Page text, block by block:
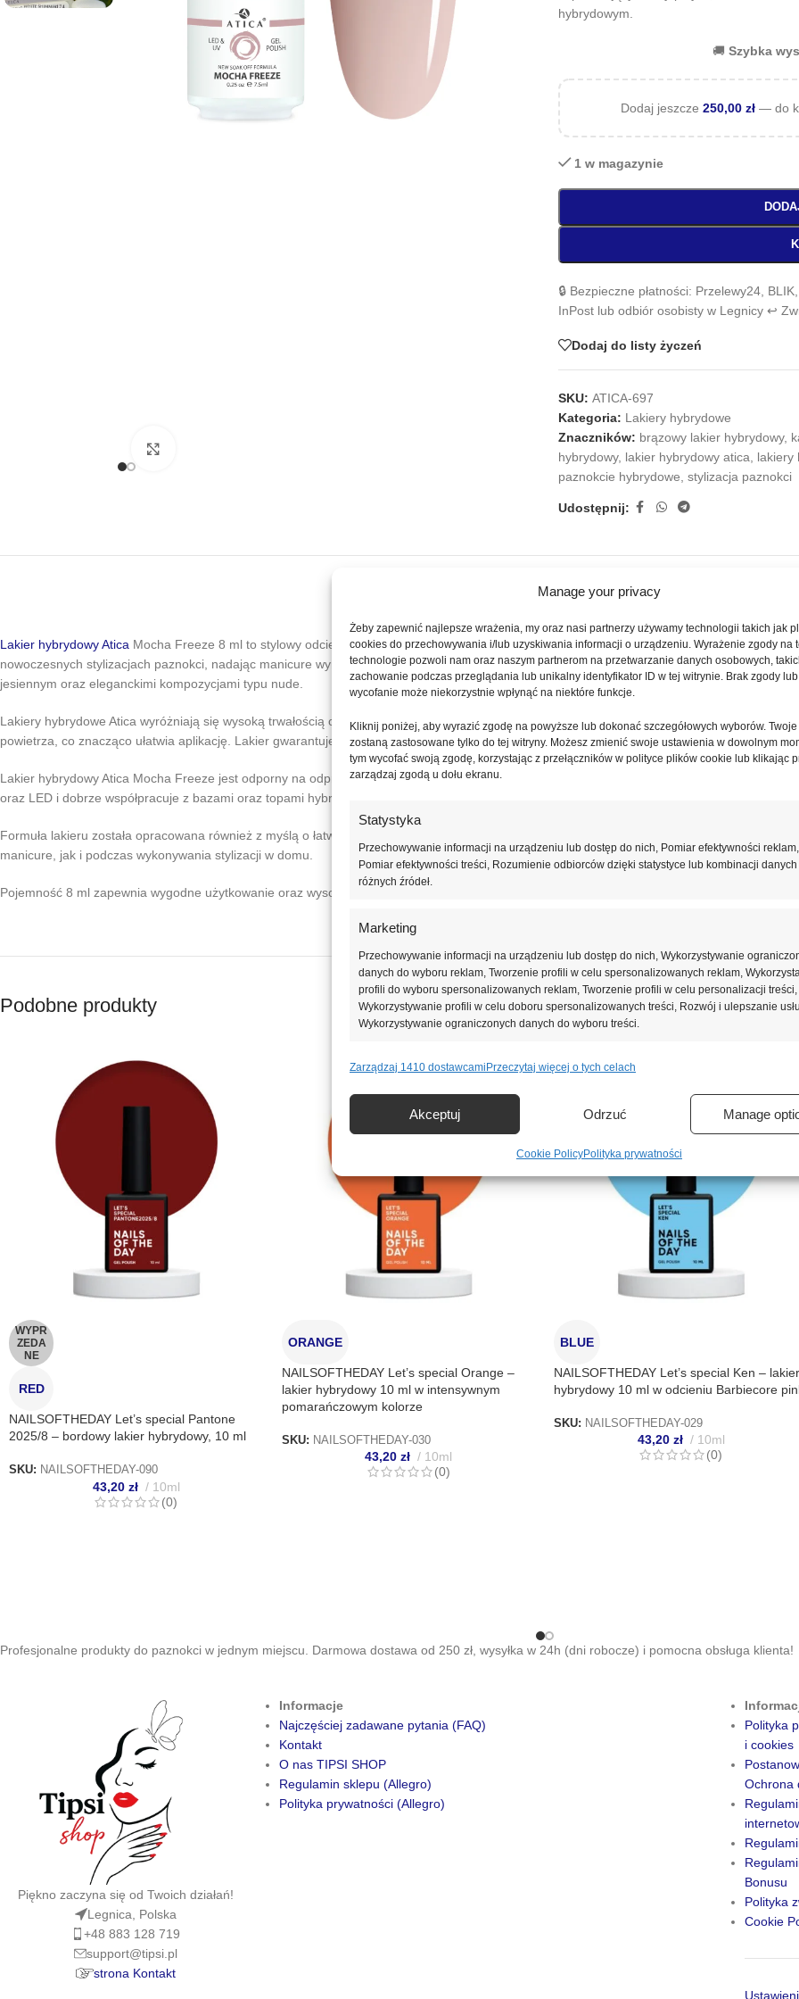
Manage your privacy
Żeby zapewnić najlepsze wrażenia, my oraz nasi partnerzy używamy technologii takich jak
cookies do przechowywania i/lub uzyskiwania informacji o urządzeniu. Wyrażenie zgody na
technologie pozwoli nam oraz naszym partnerom na przetwarzanie danych osobowych,
zachowanie podczas przeglądania lub unikalny identyfikator ID w tej witrynie. Brak zgody
wycofanie może niekorzystnie wpłynąć na niektóre funkcje.
Kliknij poniżej, aby wyrazić zgodę na powyższe lub dokonać szczegółowych wyborów.
zostaną zastosowane tylko do tej witryny. Możesz zmienić swoje ustawienia w dowolnym
tym wycofać swoją zgodę, korzystając z przełączników w polityce plików cookie lub klikając
zarządzaj zgodą u dołu ekranu.
Statystyka
Przechowywanie informacji na urządzeniu lub dostęp do nich, Pomiar efektywności reklam,
Pomiar efektywności treści, Rozumienie odbiorców dzięki statystyce lub kombinacji danych
różnych źródeł.
Marketing
Przechowywanie informacji na urządzeniu lub dostęp do nich, Wykorzystywanie
danych do wyboru reklam, Tworzenie profili w celu spersonalizowanych reklam,
profili do wyboru spersonalizowanych reklam, Tworzenie profili w celu personalizacji treści,
Wykorzystywanie profili w celu doboru spersonalizowanych treści, Rozwój i ulepszanie
Wykorzystywanie ograniczonych danych do wyboru treści.
Funkcje
Dopasowanie i łączenie danych z innych źródeł, Łączenie różnych urządzeń,
Identyfikacja urządzeń na podstawie informacji przesyłanych automatycznie.
Zapewnienie bezpieczeństwa, zapobieganie oszustwom i
naprawianie błędów, Dostarczanie i prezentowanie reklam i treści,
Zapisanie decyzji dotyczących prywatności oraz informowanie o
nich.
Zarządzaj 1410 dostawcami Przeczytaj więcej o tych celach
Akceptuj Odrzuć Manage
Cookie PolicyPolityka prywatności
hybrydowym.
🚚 Szybka
Dodaj jeszcze250,00zł — do
1 w magazynie
🔒 Bezpieczne płatności: Przelewy24,
InPost lub odbiór osobisty w Legnicy ↩️
Dodaj do listy życzeń
SKU: ATICA-697
Kategoria: Lakiery hybrydowe
Znaczników: brązowy lakier hybrydowy,
hybrydowy, lakier hybrydowy atica lakiery
paznokcie hybrydowe stylizacja paznokci
Udostępnij:
INFORMACJE DODATKOWEOPINIE (0)
Lakier hybrydowyAtica Mocha Freeze 8 ml to stylowy odcień inspirowany chłodnymi tonami kawy mocha. Elegancka brązowo-kawowa
nowoczesnych stylizacjach paznokci, nadając manicure wyrafinowany i ponadczasowy charakter. Odcień Mocha Freeze świetnie komponuje
jesiennym oraz eleganckimi kompozycjami typu nude.
Lakiery hybrydowe Atica wyróżniają się wysoką trwałością oraz intensywnym połyskiem. Innowacyjna formuła produktu zapewnia
powietrza, co znacząco ułatwia aplikację. Lakier gwarantuje estetyczne krycie oraz eleganckie wykończenie o diamentowym połysku
Lakier hybrydowy Atica Mocha Freeze jest odporny na odpryski oraz pęknięcia, dzięki czemu stylizacja zachowuje perfekcyjny wygląd nawet
oraz LED i dobrze współpracuje z bazami oraz topami hybrydowymi, tworząc trwały manicure o profesjonalnym efekcie.
Formuła lakieru została opracowana również z myślą o łatwym usuwaniu bez nadmiernego osłabiania naturalnej płytki paznokcia. Produkt
manicure, jak i podczas wykonywania stylizacji w domu.
Pojemność 8 ml zapewnia wygodne użytkowanie oraz wysoką wydajność podczas codziennej pracy stylistki paznokci i wykonywania
Podobne produkty
WYPR
ZEDA
NE
RED
NAILSOFTHEDAY Let’s special Pantone
2025/8 – bordowy lakier hybrydowy, 10 ml
SKU: NAILSOFTHEDAY-090
43,20 zł
10ml
(0)
ORANGE
NAILSOFTHEDAY Let’s special Orange –
lakier hybrydowy 10 ml w intensywnym
pomarańczowym kolorze
SKU: NAILSOFTHEDAY-030
43,20zł
10ml
(0)
BLUE
NAILSOFTHEDAY Let’s special Ken – lakier
hybrydowy 10 ml w odcieniu Barbiecore
SKU: NAILSOFTHEDAY-029
43,20 zł
10ml
(0)
Profesjonalne produkty do paznokci w jednym miejscu. Darmowa dostawa od 250 zł, wysyłka w 24h (dni robocze) i pomocna obsługa klienta!
Piękno zaczyna się od Twoich działań!
Legnica, Polska
+48 883 128 719
support@tipsi.pl
strona Kontakt
Informacje
Najczęściej zadawane pytania (FAQ)
Kontakt
O nas TIPSI SHOP
Regulamin sklepu (Allegro)
Polityka prywatności (Allegro)
Polityka
i cookies
Ochrona
Bonusu
Polityka
Cookie